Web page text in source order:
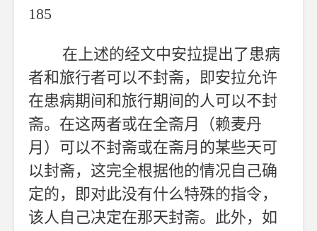
185
在上述的经文中安拉提出了患病
者和旅行者可以不封斋，即安拉允许
在患病期间和旅行期间的人可以不封
斋。在这两者或在全斋月（赖麦丹
月）可以不封斋或在斋月的某些天可
以封斋，这完全根据他的情况自己确
定的，即对此没有什么特殊的指令，
该人自己决定在那天封斋。此外，如